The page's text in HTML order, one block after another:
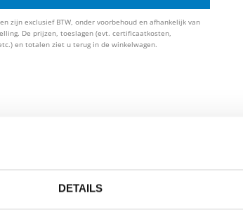
DETAILS
zijn exclusief BTW, onder voorbehoud en afhankelijk van
De prijzen, toeslagen (evt. certificaatkosten,
en totalen ziet u terug in de winkelwagen.